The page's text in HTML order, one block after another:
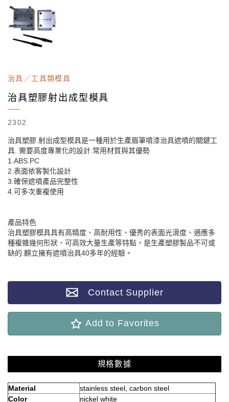
治具／工具類模具
治具塑膠射出成型模具
2302
治具塑膠.射出成型模具是一種用於生產眉筆噴漆治具遮噴的關鍵工
具. 需要高度專業化的設計.常用材質與其優勢
1.ABS.PC
2.表面依客製化設計
3.確保遮噴產品完整性
4.可多次重複使用
產品特色
治具塑膠模具具有高精度、高耐用性、優秀的表面光滑度、適應多
種複雜幾何形狀、可高效大量生產等特點，是生產塑膠製品不可或
缺的.麒立擁有遮噴治具40多年的經驗。
Contact Supplier
Add to Favorites
規格數據
Material
stainless steel, carbon steel
Color
nickel white